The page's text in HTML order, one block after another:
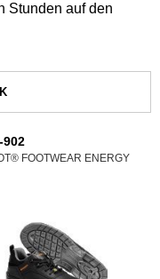
Stunden auf den
902
FOOTWEAR ENERGY